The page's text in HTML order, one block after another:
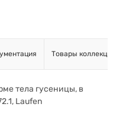
Товары коллекции
тела гусеницы, в
Laufen